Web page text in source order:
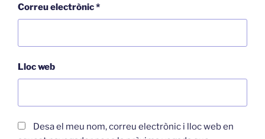
Correu electrònic*
Lloc web
Desa el meu nom, correu electrònic i lloc web en